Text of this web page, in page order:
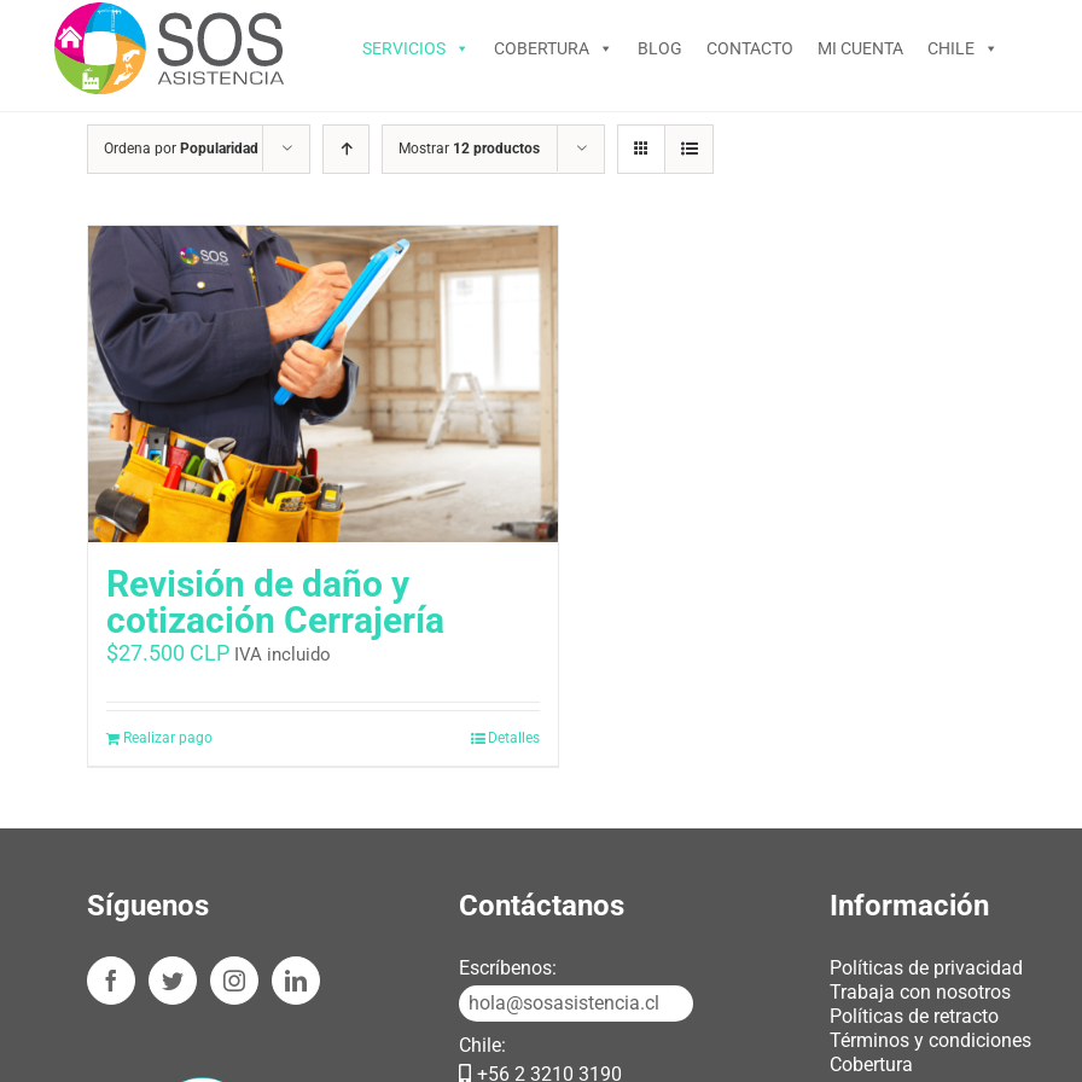
contenido
SERVICIOS COBERTURA BLOG CONTACTO MI CUENTA CHILE
Ordena por Popularidad Mostrar 12 productos
Revisión de daño y
cotización Cerrajería
$27.500 CLP IVA incluido
Realizar pago Detalles
Síguenos Contáctanos
Escríbenos:
hola@sosasistencia.cl
Chile:
+56 2 3210 3190
Información
Políticas de privacidad
Trabaja con nosotros
Políticas de retracto
Términos y condiciones
Cobertura